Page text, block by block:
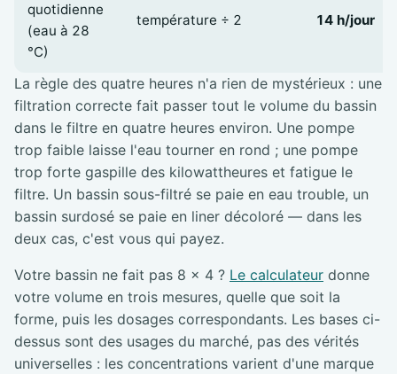
quotidienne
(eau à 28
°C)
température ÷ 2 14 h/jour
La règle des quatre heures n'a rien de mystérieux : une
filtration correcte fait passer tout le volume du bassin
dans le filtre en quatre heures environ. Une pompe
trop faible laisse l'eau tourner en rond ; une pompe
trop forte gaspille des kilowattheures et fatigue le
filtre. Un bassin sous-filtré se paie en eau trouble, un
bassin surdosé se paie en liner décoloré — dans les
deux cas, c'est vous qui payez.
Votre bassin ne fait pas 8 × 4 ? Le calculateur donne
votre volume en trois mesures, quelle que soit la
forme, puis les dosages correspondants. Les bases ci-
dessus sont des usages du marché, pas des vérités
universelles : les concentrations varient d'une marque